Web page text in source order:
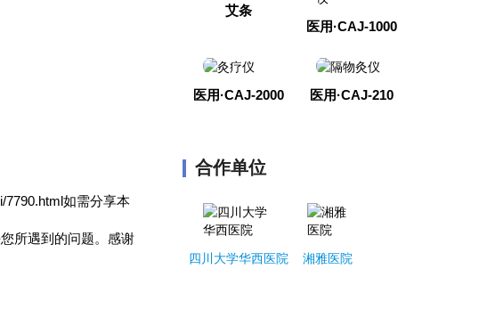
7790.html如需分享本
所遇到的问题。感谢
艾条
医用·CAJ-1000
医用·CAJ-2000 医用·CAJ-210
合作单位
四川大学华西医院 湘雅医院